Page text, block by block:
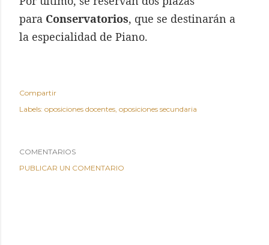
para Conservatorios, que se destinarán a
la especialidad de Piano.
Compartir
Labels: oposiciones docentes oposiciones secundaria
COMENTARIOS
PUBLICAR UN COMENTARIO